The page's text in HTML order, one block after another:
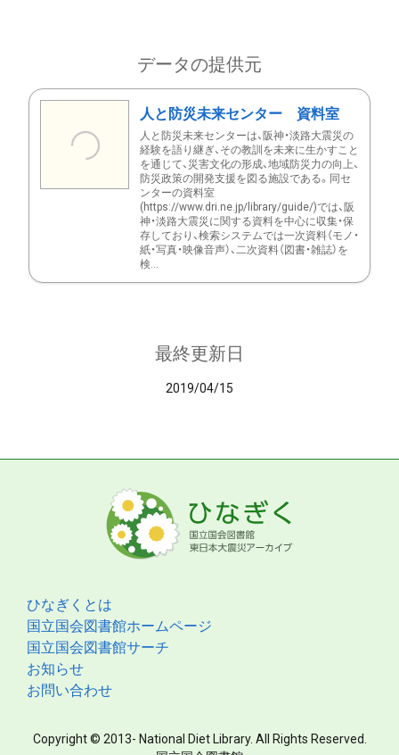
データの提供元
人と防災未来センター 資料室
人と防災未来センターは、阪神・淡路大震災の
経験を語り継ぎ、その教訓を未来に生かすこと
を通じて、災害文化の形成、地域防災力の向上、
防災政策の開発支援を図る施設である。同セ
ンターの資料室
(https://www.dri.ne.jp/library/guide/)では、阪
神・淡路大震災に関する資料を中心に収集・保
存しており、検索システムでは一次資料（モノ・
紙・写真・映像音声）、二次資料（図書・雑誌）を
検...
最終更新日
2019/04/15
ひなぎくとは
国立国会図書館ホームページ
国立国会図書館サーチ
お知らせ
お問い合わせ
Copyright © 2013- National Diet Library. All Rights Reserved.